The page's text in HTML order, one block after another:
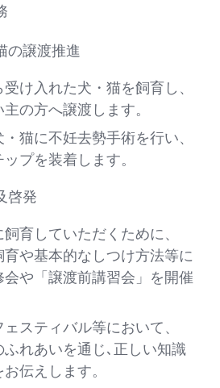
の譲渡推進
け入れた犬・猫を飼育し、
の方へ譲渡します。
猫に不妊去勢手術を行い、
プを装着します。
啓発
育していただくために、
育や基本的なしつけ方法等に
や「譲渡前講習会」を開催
スティバル等において、
ふれあいを通じ､正しい知識
伝えします。